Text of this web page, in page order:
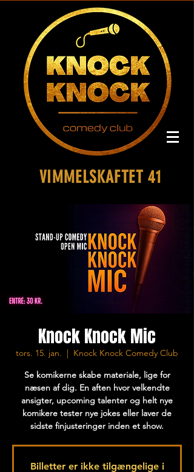
VIMMELSKAFTET 41
Knock Knock Mic
tors. 15. jan.
  |
Knock Knock Comedy Club
Se komikerne skabe materiale, lige for
næsen af dig. En aften hvor velkendte
ansigter, upcoming talenter og helt nye
komikere tester nye jokes eller laver de
sidste finjusteringer inden et show.
Billetter er ikke tilgængelige i